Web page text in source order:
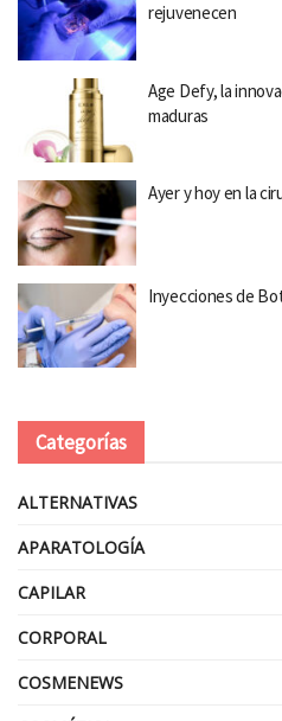
rejuvenecen
Age Defy, la
maduras
Ayer y hoy en la
Inyecciones de
Categorías
ALTERNATIVAS
APARATOLOGÍA
CAPILAR
CORPORAL
COSMENEWS